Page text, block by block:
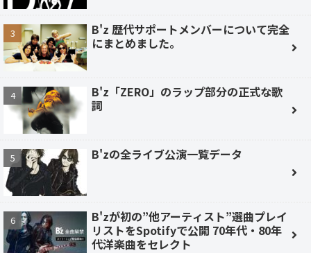
B'z 歴代サポートメンバーについて完全
にまとめました。
B'z「ZERO」のラップ部分の正式な歌
詞
B'zの全ライブ公演一覧データ
B'zが初の”他アーティスト”選曲プレイ
リストをSpotifyで公開 70年代・80年
代洋楽曲をセレクト